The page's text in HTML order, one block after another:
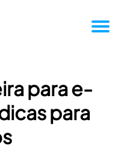
Pluga
para e-
para